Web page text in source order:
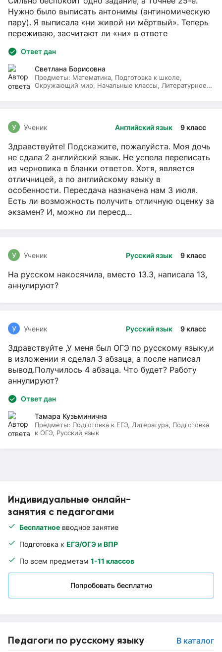
Индивидуальные онлайн-
занятия с педагогами
Бесплатное вводное занятие
Подготовка к ЕГЭ/ОГЭ и ВПР
По всем предметам 1-11 классов
Попробовать бесплатно
Педагоги по русскому языку В каталог
Нужно было выписать антонимы (антиномическую
пару). Я выписала «ни живой ни мёртвый». Теперь
переживаю, засчитают ли «ни» в ответе
Ответ дан
Светлана Борисовна
Предметы: Математика, Подготовка к школе,
Окружающий мир, Начальные классы, Литературное
Английский язык 9 класс
У Ученик
Здравствуйте! Подскажите, пожалуйста. Моя дочь
не сдала 2 английский язык. Не успела переписать
из черновика в бланки ответов. Хотя, является
отличницей, а по английскому языку в
особенности. Пересдача назначена нам 3 июля.
Есть ли возможность получить отличную оценку за
экзамен? И, можно ли пересд...
Русский язык 9 класс
У Ученик
На русском накосячила, вместо 13.3, написала 13,
аннулируют?
Русский язык 9 класс
У Ученик
Здравствуйте ,У меня был ОГЭ по русскому языку,и
в изложении я сделал 3 абзаца, а после написал
вывод.Получилось 4 абзаца. Что будет? Работу
аннулируют?
Ответ дан
Тамара Кузьминична
Предметы: Подготовка к ЕГЭ, Литература, Подготовка
к ОГЭ, Русский язык